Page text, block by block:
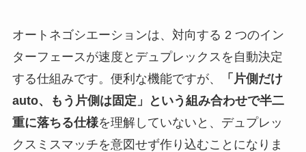
オートネゴシエーションは、対向する 2 つのイン
ターフェースが速度とデュプレックスを自動決定
する仕組みです。便利な機能ですが、
「片側だけ
auto、もう片側は固定」という組み合わせで半二
重に落ちる仕様を理解していないと、デュプレッ
クスミスマッチを意図せず作り込むことになりま